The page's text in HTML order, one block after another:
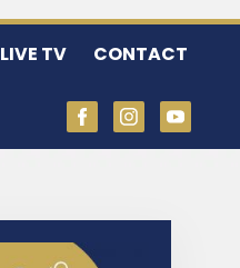
LIVE TV CONTACT